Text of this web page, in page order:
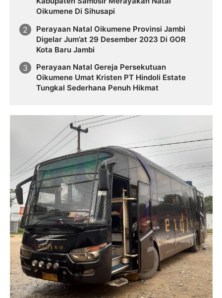
Oikumene Di Sihusapi
Perayaan Natal Oikumene Provinsi Jambi
Digelar Jum’at 29 Desember 2023 Di GOR
Kota Baru Jambi
Perayaan Natal Gereja Persekutuan
Oikumene Umat Kristen PT Hindoli Estate
Tungkal Sederhana Penuh Hikmat